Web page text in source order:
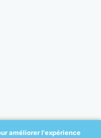
améliorer l'expérience